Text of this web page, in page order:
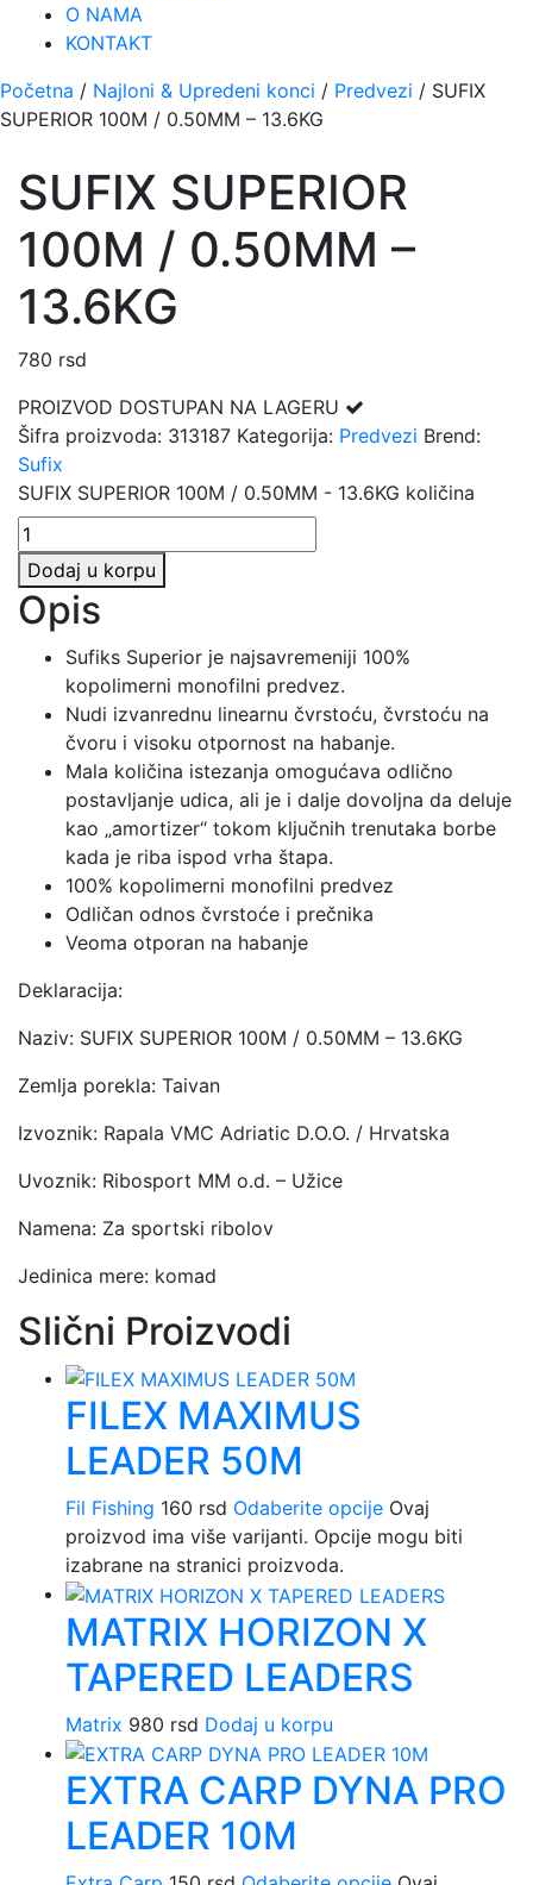
O NAMA
KONTAKT
Početna / Najloni & Upredeni konci / Predvezi / SUFIX
SUPERIOR 100M / 0.50MM – 13.6KG
SUFIX SUPERIOR
100M / 0.50MM –
13.6KG
780 rsd
PROIZVOD DOSTUPAN NA LAGERU
Šifra proizvoda: 313187 Kategorija: Predvezi Brend:
Sufix
SUFIX SUPERIOR 100M / 0.50MM - 13.6KG količina
Dodaj u korpu
Opis
Sufiks Superior je najsavremeniji 100%
kopolimerni monofilni predvez.
Nudi izvanrednu linearnu čvrstoću, čvrstoću na
čvoru i visoku otpornost na habanje.
Mala količina istezanja omogućava odlično
postavljanje udica, ali je i dalje dovoljna da deluje
kao „amortizer“ tokom ključnih trenutaka borbe
kada je riba ispod vrha štapa.
100% kopolimerni monofilni predvez
Odličan odnos čvrstoće i prečnika
Veoma otporan na habanje
Deklaracija:
Naziv: SUFIX SUPERIOR 100M / 0.50MM – 13.6KG
Zemlja porekla: Taivan
Izvoznik: Rapala VMC Adriatic D.O.O. / Hrvatska
Uvoznik: Ribosport MM o.d. – Užice
Namena: Za sportski ribolov
Jedinica mere: komad
Slični Proizvodi
FILEX MAXIMUS
LEADER 50M
Fil Fishing 160 rsd Odaberite opcije Ovaj
proizvod ima više varijanti. Opcije mogu biti
izabrane na stranici proizvoda.
MATRIX HORIZON X
TAPERED LEADERS
Matrix 980 rsd Dodaj u korpu
EXTRA CARP DYNA PRO
LEADER 10M